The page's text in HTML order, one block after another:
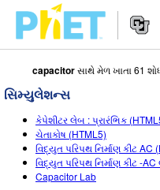
PhET
વેબસાઇટ
શોધો
Navigation
સિમ્યુલેશન્સ
બધા સિમ્સ
ભૌતિકવિજ્ઞાન
STUDIO
About Studio
ભણાવવું
capacitorસાથે મેળ ખાતા 61
સિમ્યુલેશન્સ
કેપેશીટર લેબ : પ્રારંભિક
ચેતાકોષ (HTML5)
વિદ્યુત પરિપથ નિર્માણ કીટ AC
વિદ્યુત પરિપથ નિર્માણ કીટ -
Capacitor Lab